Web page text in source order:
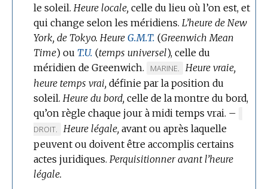
le soleil. Heure locale, celle du lieu où l’on est, et
qui change selon les méridiens. L’heure de New
York, de Tokyo. Heure G.M.T. (Greenwich Mean
Time) ou T.U. (temps universel), celle du
méridien de Greenwich.
MARQUE
DE
DOMAINE
MARINE.
Heure vraie,
heure temps vrai, définie par la position du
soleil. Heure du bord, celle de la montre du bord,
qu’on règle chaque jour à midi temps vrai. –
DROIT. Heure légale, avant ou après laquelle
peuvent ou doivent être accomplis certains
actes juridiques. Perquisitionner avant l’heure
légale.